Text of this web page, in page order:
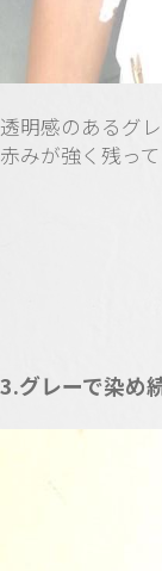
透明感のあるグ
赤みが強く残っ
3.グレーで染め